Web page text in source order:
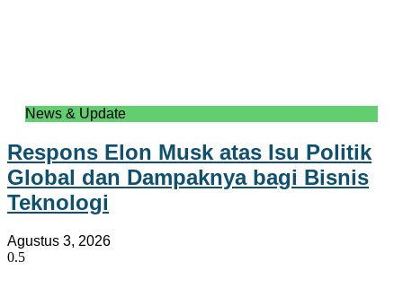
News & Update
Respons Elon Musk atas Isu Politik
Global dan Dampaknya bagi Bisnis
Teknologi
Agustus 3, 2026